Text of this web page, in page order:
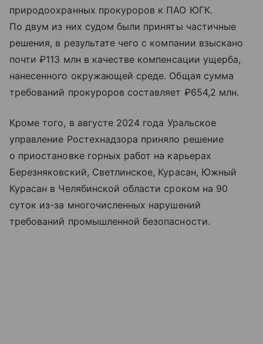
природоохранных прокуроров к ПАО ЮГК.
По двум из них судом были приняты частичные
решения, в результате чего с компании взыскано
почти ₽113 млн в качестве компенсации ущерба,
нанесенного окружающей среде. Общая сумма
требований прокуроров составляет ₽654,2 млн.
Кроме того, в августе 2024 года Уральское
управление Ростехнадзора приняло решение
о приостановке горных работ на карьерах
Березняковский, Светлинское, Курасан, Южный
Курасан в Челябинской области сроком на 90
суток из-за многочисленных нарушений
требований промышленной безопасности.